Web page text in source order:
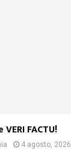
FACTU!
4 agosto, 2026